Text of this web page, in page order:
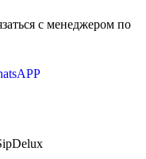
с менеджером по